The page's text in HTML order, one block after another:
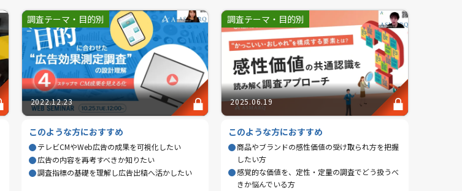
調査テーマ・目的別
2022.12.23
このような方におすすめ
テレビCMやWeb広告の成果を可視化したい
広告の内容を再考すべきか知りたい
調査指標の基礎を理解し広告出稿へ活かしたい
調査テーマ・目的別
2025.06.19
このような方におすすめ
商品やブランドの感性価値の受け取られ方を把握
したい方
感覚的な価値を、定性・定量の調査でどう扱うべ
きか悩んでいる方